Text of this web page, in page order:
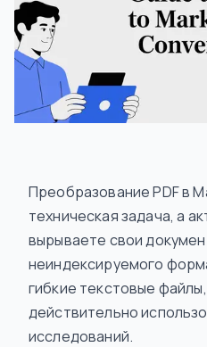
Преобразование PDF в
техническая задача, а
вырываете свои
неиндексируемого
гибкие текстовые
действительно
исследований.